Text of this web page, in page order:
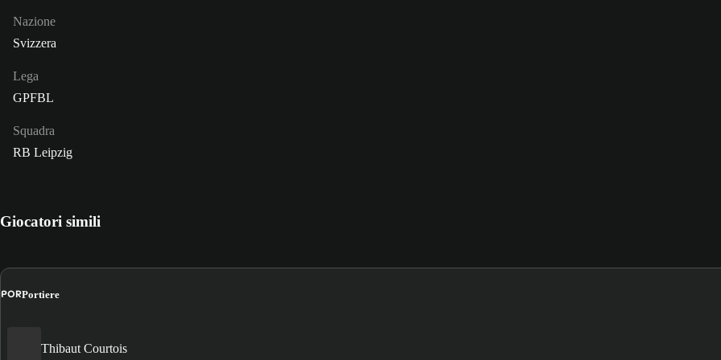
Nazione
Svizzera
Lega
GPFBL
Squadra
RB Leipzig
Giocatori simili
PORPortiere
Thibaut Courtois